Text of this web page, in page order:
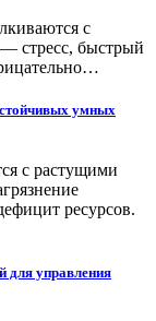
с
стресс, быстрый
умных
с растущими
ресурсов.
для управления